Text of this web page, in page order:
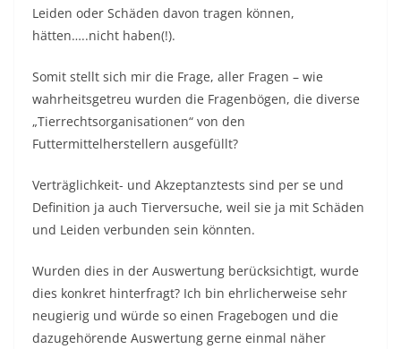
Leiden oder Schäden davon tragen können,
hätten…..nicht haben(!).
Somit stellt sich mir die Frage, aller Fragen – wie
wahrheitsgetreu wurden die Fragenbögen, die diverse
„Tierrechtsorganisationen“ von den
Futtermittelherstellern ausgefüllt?
Verträglichkeit- und Akzeptanztests sind per se und
Definition ja auch Tierversuche, weil sie ja mit Schäden
und Leiden verbunden sein könnten.
Wurden dies in der Auswertung berücksichtigt, wurde
dies konkret hinterfragt? Ich bin ehrlicherweise sehr
neugierig und würde so einen Fragebogen und die
dazugehörende Auswertung gerne einmal näher